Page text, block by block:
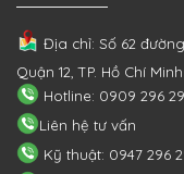
Địa chỉ: Số 62
Quận 12, TP. Hồ Chí Minh
Hotline: 0909 296
Liên hệ tư vấn
Kỹ thuật: 0947 296